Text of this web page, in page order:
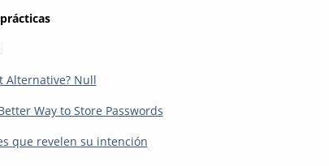
Alternative? Null
Way to Store Passwords
que revelen su intención